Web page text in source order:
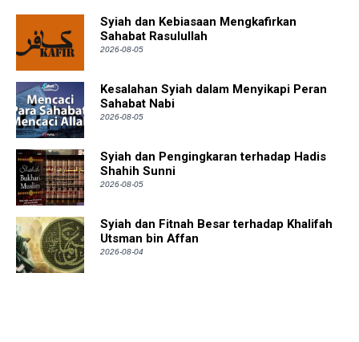
Syiah dan Kebiasaan Mengkafirkan
Sahabat Rasulullah
2026-08-05
Kesalahan Syiah dalam Menyikapi Peran
Sahabat Nabi
2026-08-05
Syiah dan Pengingkaran terhadap Hadis
Shahih Sunni
2026-08-05
Syiah dan Fitnah Besar terhadap Khalifah
Utsman bin Affan
2026-08-04